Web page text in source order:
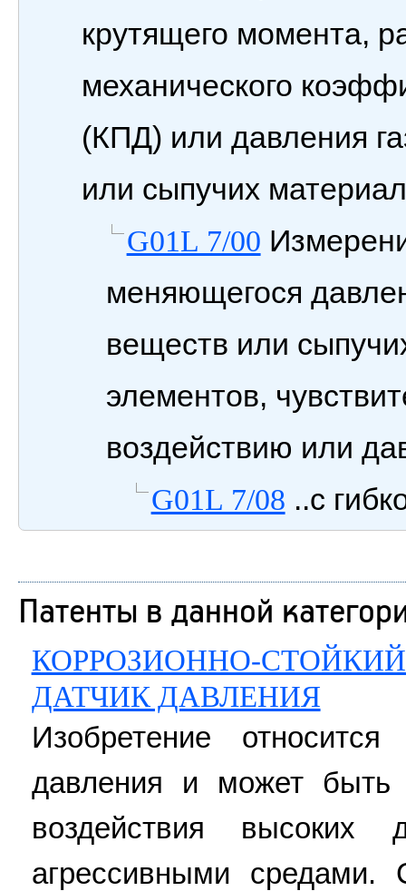
крутящего момента,
механического
(КПД) или давления
или сыпучих
G01L 7/00
меняющегося
веществ или
элементов,
воздействию или
G01L 7/08 ..с
Патенты в данной
КОРРОЗИОННО-
ДАТЧИК ДАВЛЕНИЯ
Изобретение
давления и может быть
воздействия
агрессивными средами.